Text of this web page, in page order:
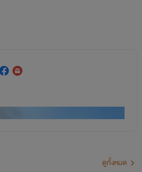
ดูทั้งหมด